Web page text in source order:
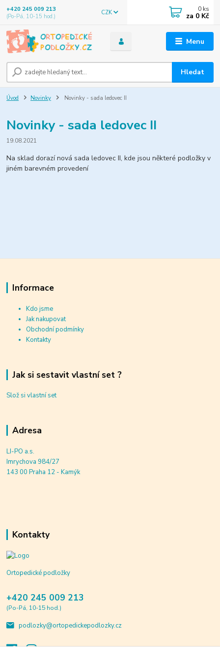
Menu
CZK
Hledat
+420 245 009 213
(Po-Pá, 10-15 hod.)
0 ks
za 0 Kč
Úvod Novinky Novinky - sada ledovec II
Novinky - sada ledovec II
19.08.2021
Na sklad dorazí nová sada ledovec II, kde jsou některé podložky v
jiném barevném provedení
Informace
Kdo jsme
Jak nakupovat
Obchodní podmínky
Kontakty
Jak si sestavit vlastní set ?
Slož si vlastní set
Adresa
LI-PO a.s.
Imrychova 984/27
143 00 Praha 12 - Kamýk
Kontakty
Ortopedické podložky
+420 245 009 213
(Po-Pá, 10-15 hod.)
podlozky@ortopedickepodlozky.cz